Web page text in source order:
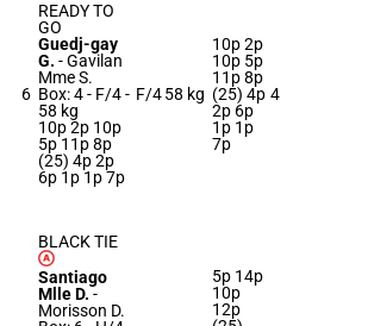
6
READY TO
GO
Guedj-gay
G. -Gavilan
Mme S.
Box: 4 - F/4 -
58 kg
10p 2p 10p
5p 11p 8p
(25) 4p 2p
6p 1p 1p 7p
F/458 kg
10p 2p
10p 5p
11p 8p
(25) 4p
2p 6p
1p 1p
7p
4
BLACK TIE
Santiago
Mlle D. -
Morisson D.
5p 14p
10p
12p